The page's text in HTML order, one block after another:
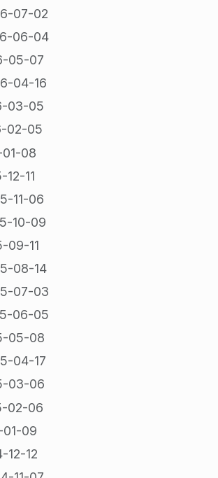
07-02
06-04
05-07
04-16
03-05
02-05
08
12-11
11-06
10-09
09-11
08-14
07-03
06-05
05-08
04-17
03-06
02-06
09
12-12